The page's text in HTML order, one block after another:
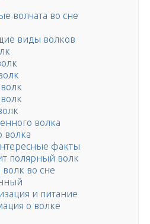
волчата во сне
виды волков
волка
волка
факты
полярный волк
во сне
и питание
о волке